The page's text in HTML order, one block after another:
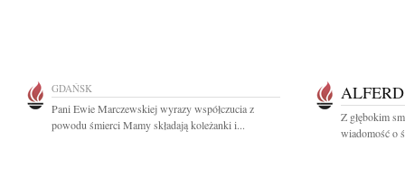
GDAŃSK
Pani Ewie Marczewskiej wyrazy współczucia z
powodu śmierci Mamy składają koleżanki i...
Z głębokim
wiadomość o